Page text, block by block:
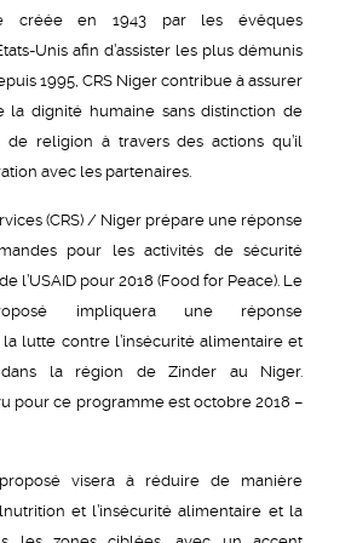
créée en 1943 par les évêques
Unis afin d’assister les plus démunis
1995, CRS Niger contribue à assurer
la dignité humaine sans distinction de
de religion à travers des actions qu’il
avec les partenaires.
(CRS) / Niger prépare une réponse
pour les activités de sécurité
l’USAID pour 2018 (Food for Peace). Le
impliquera une réponse
lutte contre l’insécurité alimentaire et
la région de Zinder au Niger.
pour ce programme est octobre 2018 –
visera à réduire de manière
et l’insécurité alimentaire et la